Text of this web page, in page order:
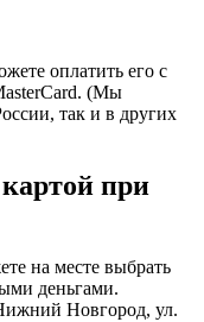
оплатить его с
(Мы
так и в других
при
на месте выбрать
деньгами.
Новгород, ул.